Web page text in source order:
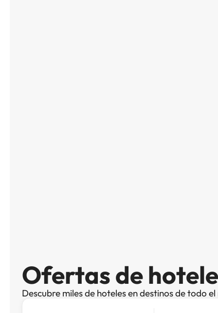
Ofertas de
Descubre miles de hoteles en destinos de todo